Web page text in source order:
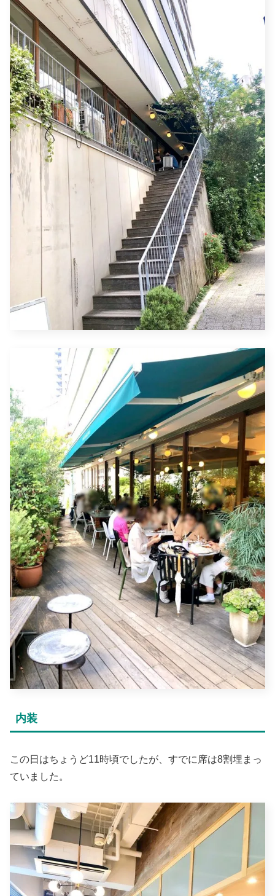
内装
この日はちょうど11時頃でしたが、すでに席は8割埋まっ
ていました。